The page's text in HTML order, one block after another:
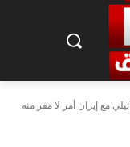
مع إيران أمر لا مفر منه